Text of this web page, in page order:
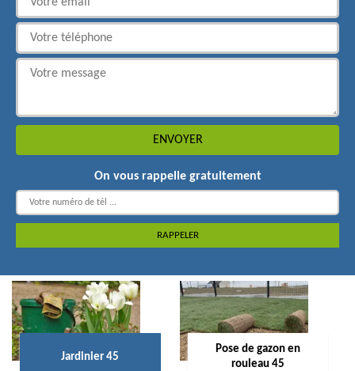
On vous rappelle gratuitement
Jardinier 45
Pose de gazon en
rouleau 45